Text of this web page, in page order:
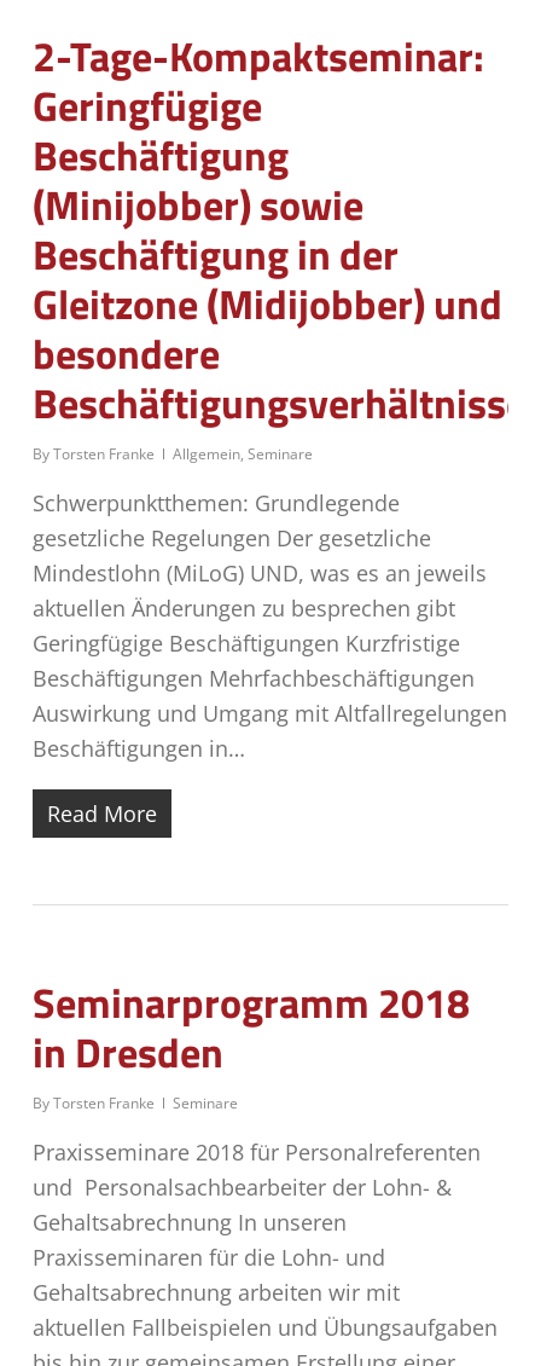
2-Tage-Kompaktseminar:
Geringfügige
Beschäftigung
(Minijobber) sowie
Beschäftigung in der
Gleitzone (Midijobber) und
besondere
Beschäftigungsverhältnisse
ByTorsten Franke Allgemein, Seminare
Schwerpunktthemen: Grundlegende
gesetzliche Regelungen Der gesetzliche
Mindestlohn (MiLoG) UND, was es an jeweils
aktuellen Änderungen zu besprechen gibt
Geringfügige Beschäftigungen Kurzfristige
Beschäftigungen Mehrfachbeschäftigungen
Auswirkung und Umgang mit Altfallregelungen
Beschäftigungen in…
Read More
Seminarprogramm 2018
in Dresden
ByTorsten Franke Seminare
Praxisseminare 2018 für Personalreferenten
und Personalsachbearbeiter der Lohn- &
Gehaltsabrechnung In unseren
Praxisseminaren für die Lohn- und
Gehaltsabrechnung arbeiten wir mit
aktuellen Fallbeispielen und Übungsaufgaben